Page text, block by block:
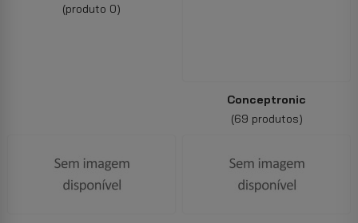
(produto 0)
Conceptronic
(69 produtos)